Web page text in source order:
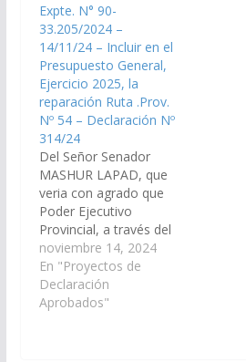
correspondan,
disponga las medidas
necesarias para que la
obra de reparación,
consolidación y
enripiado del camino
vecinal que va desde
Las Dos…
Expte. N° 90-
33.205/2024 –
14/11/24 – Incluir en el
Presupuesto General,
Ejercicio 2025, la
reparación Ruta .Prov.
Nº 54 – Declaración Nº
314/24
Del Señor Senador
MASHUR LAPAD, que
veria con agrado que
Poder Ejecutivo
Provincial, a través del
Ministerio de
Infraestructura,
Dirección de Vialidad
Provincial, arbitren las
noviembre 14, 2024
En "Proyectos de
Declaración
Aprobados"